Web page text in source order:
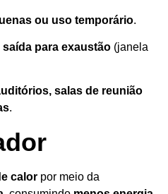
ou uso temporário.
saída para exaustão (janela
salas de reunião
.
calor por meio da